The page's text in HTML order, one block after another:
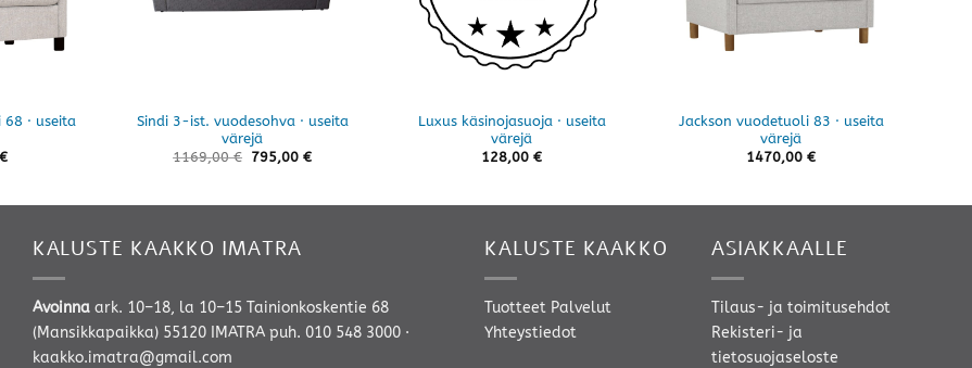
· useita
€
Sindi 3-ist. vuodesohva · useita
värejä
1169,00€ 795,00 €
Luxus käsinojasuoja · useita
värejä
128,00 €
Jackson vuodetuoli 83 · useita
värejä
1470,00 €
KALUSTE KAAKKO IMATRA
Avoinnaark. 10–18, la 10–15 Tainionkoskentie 68
(Mansikkapaikka) 55120 IMATRA puh. 010 548 3000·
kaakko.imatra@gmail.com
KALUSTE KAAKKO
Tuotteet Palvelut
Yhteystiedot
ASIAKKAALLE
Tilaus- ja toimitusehdot
Rekisteri- ja
tietosuojaseloste